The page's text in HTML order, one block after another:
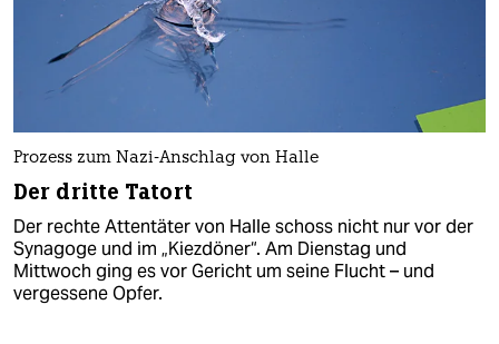
Prozess zum Nazi-Anschlag von Halle
Der dritte Tatort
Der rechte Attentäter von Halle schoss nicht nur vor der
Synagoge und im „Kiezdöner“. Am Dienstag und
Mittwoch ging es vor Gericht um seine Flucht – und
vergessene Opfer.